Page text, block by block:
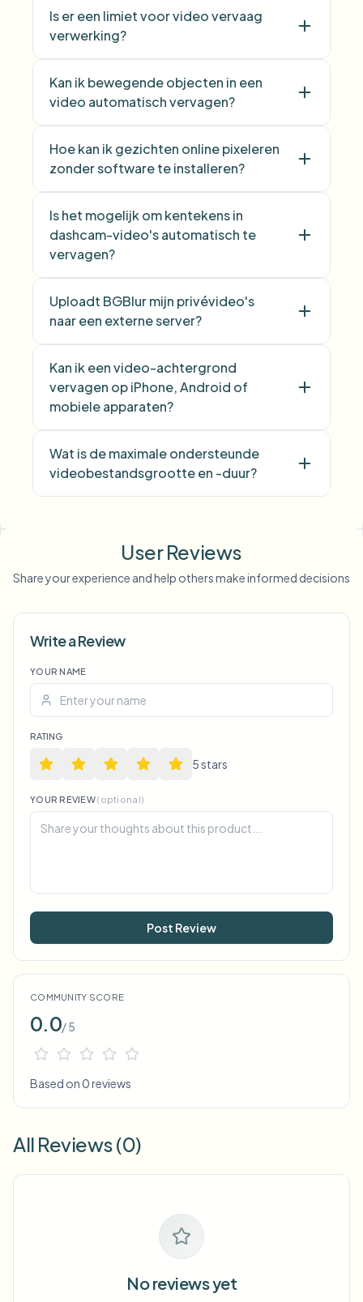
Is er een limiet voor video vervaag
verwerking?
Kan ik bewegende objecten in een
video automatisch vervagen?
Hoe kan ik gezichten online pixeleren
zonder software te installeren?
Is het mogelijk om kentekens in
dashcam-video's automatisch te
vervagen?
Uploadt BGBlur mijn privévideo's
naar een externe server?
Kan ik een video-achtergrond
vervagen op iPhone, Android of
mobiele apparaten?
Wat is de maximale ondersteunde
videobestandsgrootte en -duur?
Voice Anon
User Reviews
Share your experience and help others make informed decisions
Write a Review
YOUR NAME
RATING
5stars
YOUR REVIEW(optional)
Post Review
COMMUNITY SCORE
0.0/ 5
Based on 0 reviews
All Reviews (0)
No reviews yet